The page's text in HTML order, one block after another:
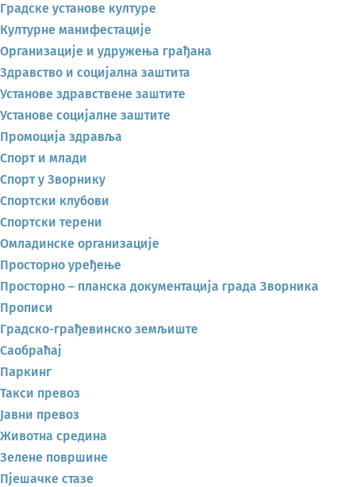
Градске установе културе
Културне манифестације
Организације и удружења грађана
Здравство и социјална заштита
Установе здравствене заштите
Установе социјалне заштите
Промоција здравља
Спорт и млади
Спорт у Зворнику
Спортски клубови
Спортски терени
Омладинске организације
Просторно уређење
Просторно – планска документација града Зворника
Прописи
Градско-грађевинско земљиште
Саобраћај
Паркинг
Такси превоз
Јавни превоз
Животна средина
Зелене површине
Пјешачке стазе